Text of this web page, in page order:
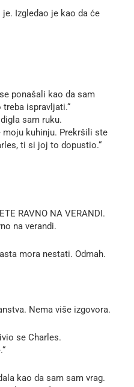
je. Izgledao je kao da će
ponašali kao da sam
ispravljati.“
sam ruku.
moju kuhinju. Prekršili ste
ti si joj to dopustio.“
RAVNO NA VERANDI.
na verandi.
mora nestati. Odmah.
Nema više izgovora.
se Charles.
kao da sam sam vrag.